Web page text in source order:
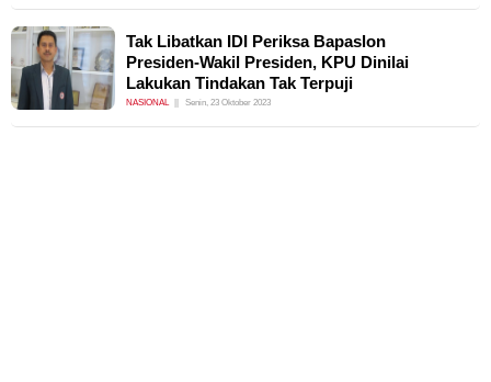
Tak Libatkan IDI Periksa Bapaslon
Presiden-Wakil Presiden, KPU Dinilai
Lakukan Tindakan Tak Terpuji
NASIONAL Senin, 23 Oktober 2023